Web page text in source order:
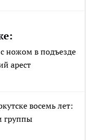
ножом в подъезде
арест
восемь лет:
группы